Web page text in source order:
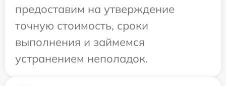
предоставим на утверждение
точную стоимость, сроки
выполнения и займемся
устранением неполадок.